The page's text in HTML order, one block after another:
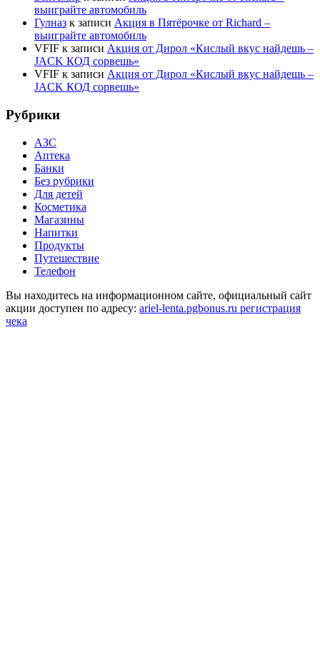
выиграйте автомобиль
Гулназ к записи Акция в Пятёрочке от Richard –
выиграйте автомобиль
VFIF к записи Акция от Дирол «Кислый вкус найдешь –
JACK КОД сорвешь»
VFIF к записи Акция от Дирол «Кислый вкус найдешь –
JACK КОД сорвешь»
Рубрики
АЗС
Аптека
Банки
Без рубрики
Для детей
Косметика
Магазины
Напитки
Продукты
Путешествие
Телефон
Вы находитесь на информационном сайте, официальный сайт
акции доступен по адресу: ariel-lenta.pgbonus.ru регистрация
чека